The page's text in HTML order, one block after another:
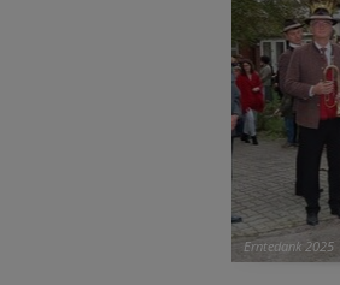
Erntedank 2025